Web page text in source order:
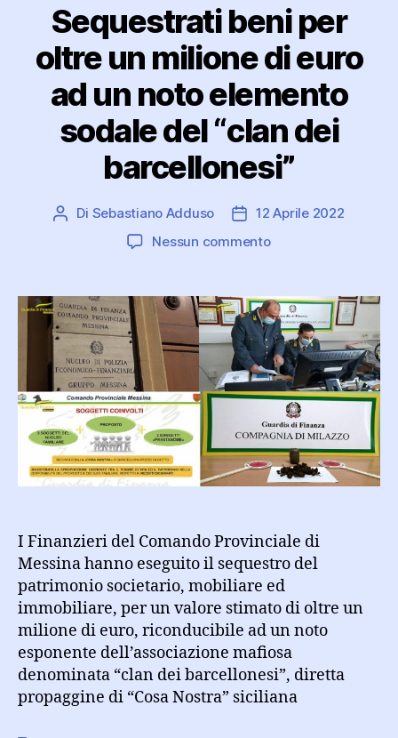
Sequestrati beni per
oltre un milione di euro
ad un noto elemento
sodale del “clan dei
barcellonesi”
Autore
Di Sebastiano Adduso
Data12 Aprile 2022
Nessun commentosu
per
oltre
un
milione
di
euro
ad
un
noto
elemento
“clan
barcellonesi”
I Finanzieri del Comando Provinciale di
Messina hanno eseguito il sequestro del
patrimonio societario, mobiliare ed
immobiliare, per un valore stimato di oltre un
milione di euro, riconducibile ad un noto
esponente dell’associazione mafiosa
denominata “clan dei barcellonesi”, diretta
propaggine di “Cosa Nostra” siciliana